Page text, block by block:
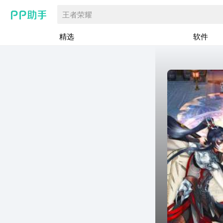
王者荣耀
精选 软件